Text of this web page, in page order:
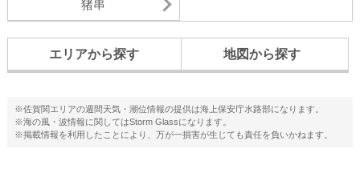
猪串
エリアから探す 地図から探す
※佐賀関エリアの週間天気・潮位情報の提供は海上保安庁水路部になります。
※海の風・波情報に関してはStorm Glassになります。
※掲載情報を利用したことにより、万が一損害が生じても責任を負いかねます。